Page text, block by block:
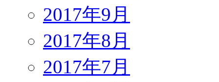
2017年9月
2017年8月
2017年7月